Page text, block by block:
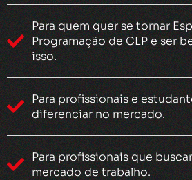
Para quem quer se tornar
Programação de CLP e ser
isso.
Para profissionais e
diferenciar no mercado.
Para profissionais que
mercado de trabalho.